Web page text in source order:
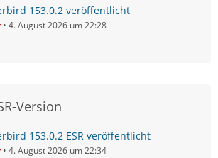
153.0.2 veröffentlicht
4. August 2026 um 22:28
Version
153.0.2 ESR veröffentlicht
4. August 2026 um 22:34